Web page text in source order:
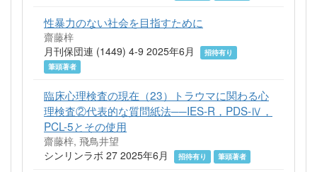
性暴力のない社会を目指すために
齋藤梓
月刊保団連 (1449) 4-9 2025年6月
招待有り
筆頭著者
臨床心理検査の現在（23）トラウマに関わる心
理検査②代表的な質問紙法──IES-R，PDS-Ⅳ，
PCL-5とその使用
齋藤梓, 飛鳥井望
シンリンラボ 27 2025年6月
招待有り 筆頭著者